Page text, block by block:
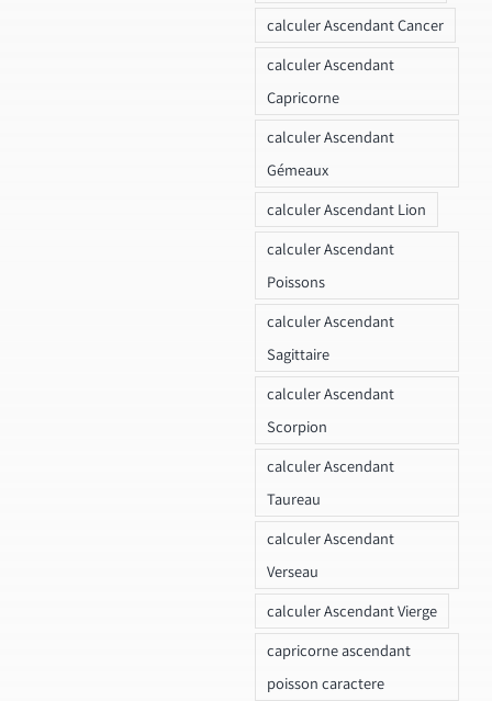
calculer Ascendant Cancer
calculer Ascendant
Capricorne
calculer Ascendant
Gémeaux
calculer Ascendant Lion
calculer Ascendant
Poissons
calculer Ascendant
Sagittaire
calculer Ascendant
Scorpion
calculer Ascendant
Taureau
calculer Ascendant
Verseau
calculer Ascendant Vierge
capricorne ascendant
poisson caractere